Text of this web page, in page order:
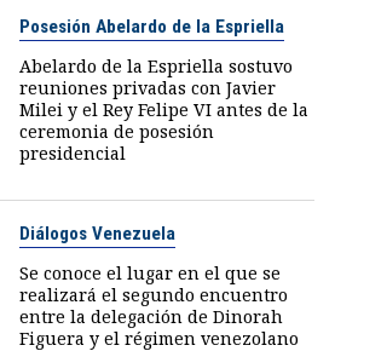
Posesión Abelardo de la Espriella
Abelardo de la Espriella sostuvo
reuniones privadas con Javier
Milei y el Rey Felipe VI antes de la
ceremonia de posesión
presidencial
Diálogos Venezuela
Se conoce el lugar en el que se
realizará el segundo encuentro
entre la delegación de Dinorah
Figuera y el régimen venezolano